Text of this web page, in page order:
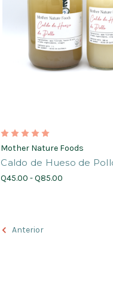
Mother Nature Foods
Caldo de Hueso de
Q45.00 - Q85.00
Anterior